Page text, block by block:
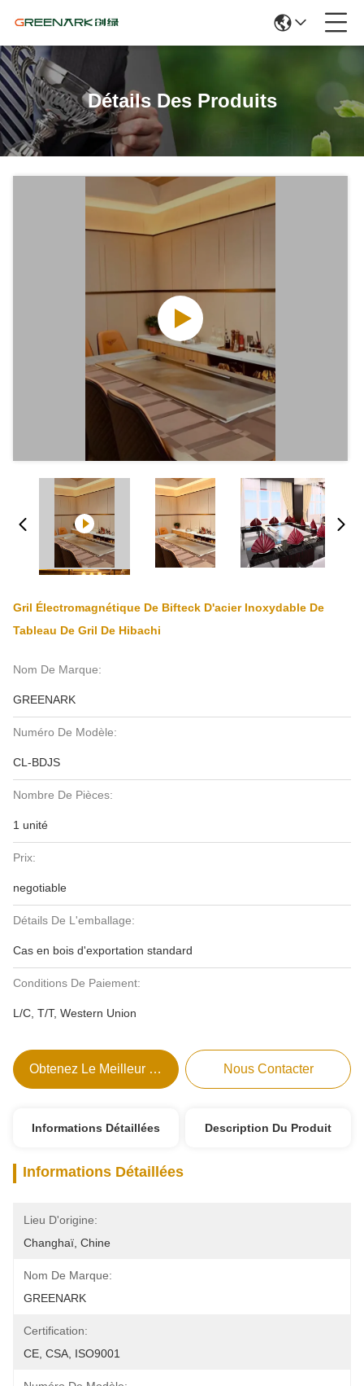
Détails Des Produits
Gril Électromagnétique De Bifteck D'acier Inoxydable De
Tableau De Gril De Hibachi
Nom De Marque:
GREENARK
Numéro De Modèle:
CL-BDJS
Nombre De Pièces:
1 unité
Prix:
negotiable
Détails De L'emballage:
Cas en bois d'exportation standard
Conditions De Paiement:
L/C, T/T, Western Union
Obtenez Le Meilleur Prix Nous Contacter
Informations Détaillées Description Du Produit
Informations Détaillées
Lieu D'origine:
Changhaï, Chine
Nom De Marque:
GREENARK
Certification:
CE, CSA, ISO9001